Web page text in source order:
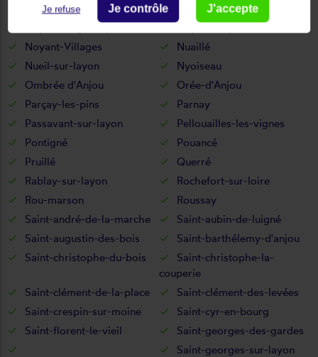
Notre-dame-d'allençon
Noyant
Noyant-la-gravoyère
Noyant-la-plaine
Noyant-Villages
Nuaillé
Nueil-sur-layon
Nyoiseau
Ombrée d'Anjou
Orée-d'Anjou
Parçay-les-pins
Parnay
Passavant-sur-layon
Pellouailles-les-vignes
Pontigné
Pouancé
Pruillé
Querré
Rablay-sur-layon
Rochefort-sur-loire
Rou-marson
Roussay
Saint-andré-de-la-marche
Saint-aubin-de-luigné
Saint-augustin-des-bois
Saint-barthélemy-d'anjou
Saint-christophe-du-bois
Saint-christophe-la-
couperie
Saint-clément-de-la-place
Saint-clément-des-levées
Saint-crespin-sur-moine
Saint-cyr-en-bourg
Saint-florent-le-vieil
Saint-georges-des-gardes
Saint-georges-sur-layon
Je refuse Je contrôle J'accepte